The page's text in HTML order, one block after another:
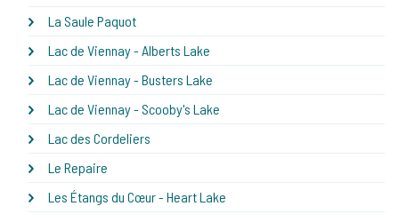
La Saule Paquot
Lac de Viennay - Alberts Lake
Lac de Viennay - Busters Lake
Lac de Viennay - Scooby's Lake
Lac des Cordeliers
Le Repaire
Les Étangs du Cœur - Heart Lake